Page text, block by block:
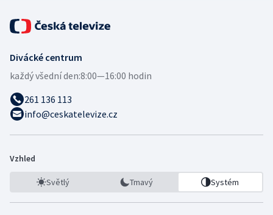
Divácké centrum
každý všední den:8:00—16:00 hodin
261 136 113
info@ceskatelevize.cz
Vzhled
Světlý Tmavý Systém